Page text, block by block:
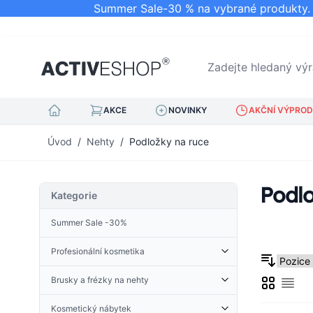
Summer Sale-30 % na vybrané
Zadejte hledaný
AKCE NOVINKY AKČNÍ
Úvod / Nehty / Podložky na ruce
Mřížka
Kategorie
Summer Sale -30%
Profesionální kosmetika
Nehtová kopyta
Derma Roller
Froté tkanina
Brusky a frézky na nehty
Kosmetický nábytek